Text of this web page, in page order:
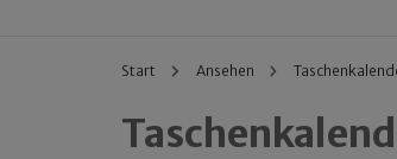
Start Ansehen